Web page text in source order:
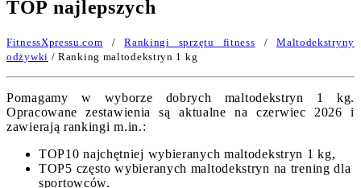
TOP najlepszych
FitnessXpressu.com /Rankingi sprzętu fitness /Maltodekstryny
odżywki / Ranking maltodekstryn 1 kg
Pomagamy w wyborze dobrych maltodekstryn 1 kg.
Opracowane zestawienia są aktualne na czerwiec 2026 i
zawierają rankingi m.in.:
TOP10 najchętniej wybieranych maltodekstryn 1 kg,
TOP5 często wybieranych maltodekstryn na trening dla
sportowców.